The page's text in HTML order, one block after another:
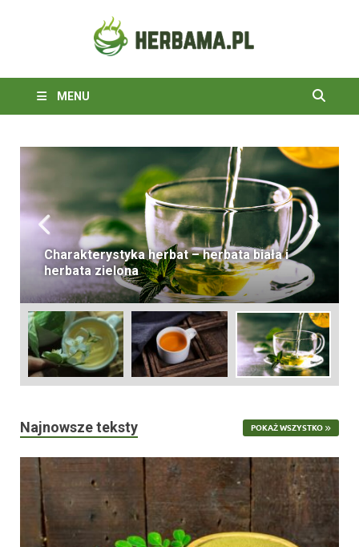
MENU
Charakterystyka herbat – herbata biała i
herbata zielona
Najnowsze teksty POKAŻ WSZYSTKO